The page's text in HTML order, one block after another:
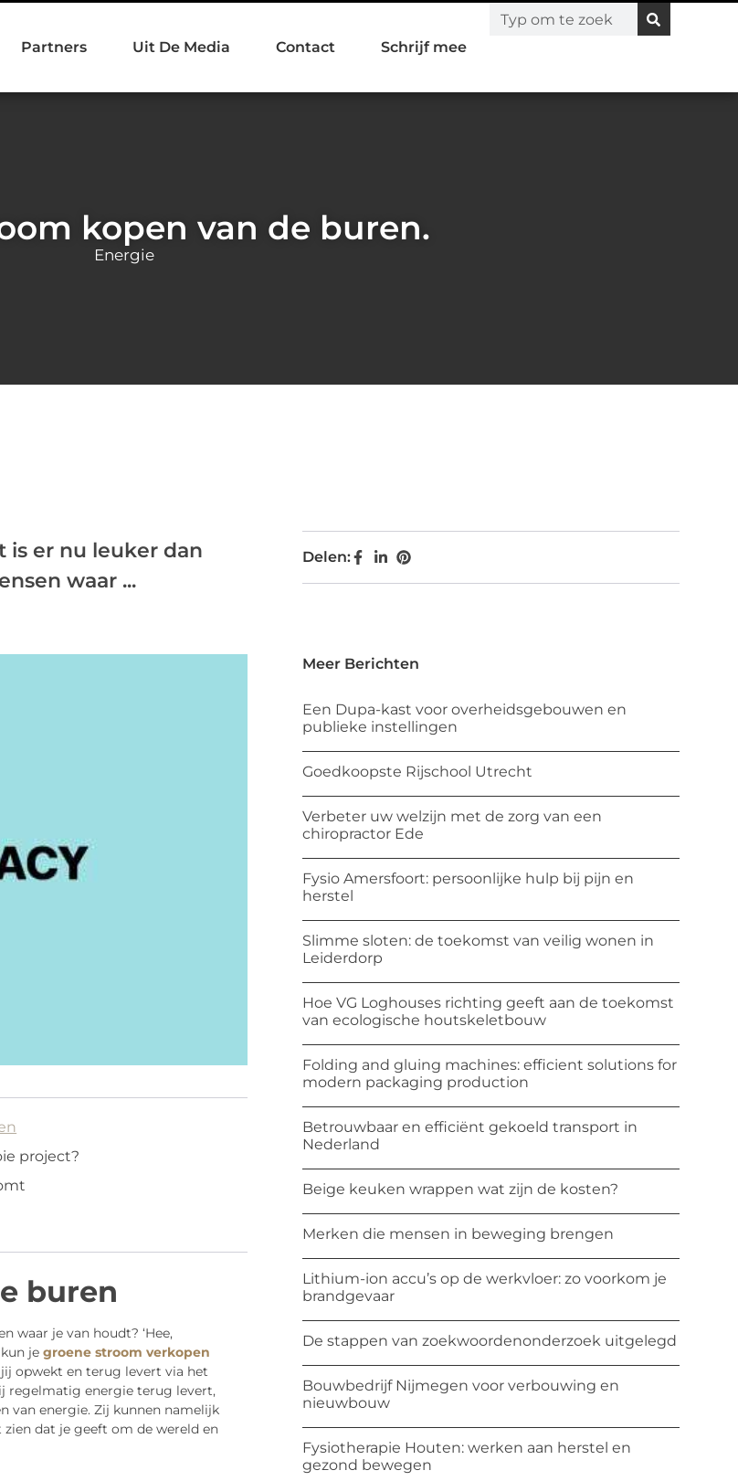
Partners Uit De Media Contact Schrijf mee
kopen van de buren.
Energie
is er nu leuker dan
waar ...
project?
buren
waar je van houdt? ‘Hee,
je groene stroom verkopen
opwekt en terug levert via het
regelmatig energie terug levert,
van energie. Zij kunnen namelijk
dat je geeft om de wereld en
Delen:
Meer Berichten
Een Dupa-kast voor overheidsgebouwen en
publieke instellingen
Goedkoopste Rijschool Utrecht
Verbeter uw welzijn met de zorg van een
chiropractor Ede
Fysio Amersfoort: persoonlijke hulp bij pijn en
herstel
Slimme sloten: de toekomst van veilig wonen in
Leiderdorp
Hoe VG Loghouses richting geeft aan de toekomst
van ecologische houtskeletbouw
Folding and gluing machines: efficient solutions for
modern packaging production
Betrouwbaar en efficiënt gekoeld transport in
Nederland
Beige keuken wrappen wat zijn de kosten?
Merken die mensen in beweging brengen
Lithium-ion accu’s op de werkvloer: zo voorkom je
brandgevaar
De stappen van zoekwoordenonderzoek uitgelegd
Bouwbedrijf Nijmegen voor verbouwing en
nieuwbouw
Fysiotherapie Houten: werken aan herstel en
gezond bewegen